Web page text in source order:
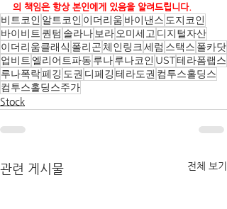
의 책임은 항상 본인에게 있음을 알려드립니다.
비트코인 알트코인 이더리움 바이낸스 도지코인
바이비트 퀀텀 솔라나보라오미세고 디지털자산
이더리움클래식 폴리곤체인링크세럼 스택스 폴카닷
업비트 엘리어트파동 루나루나코인 UST테라폼랩스
루나폭락페깅 도권 디페깅 테라도권 컴투스홀딩스
컴투스홀딩스주가
Stock
관련 게시물 전체 보기